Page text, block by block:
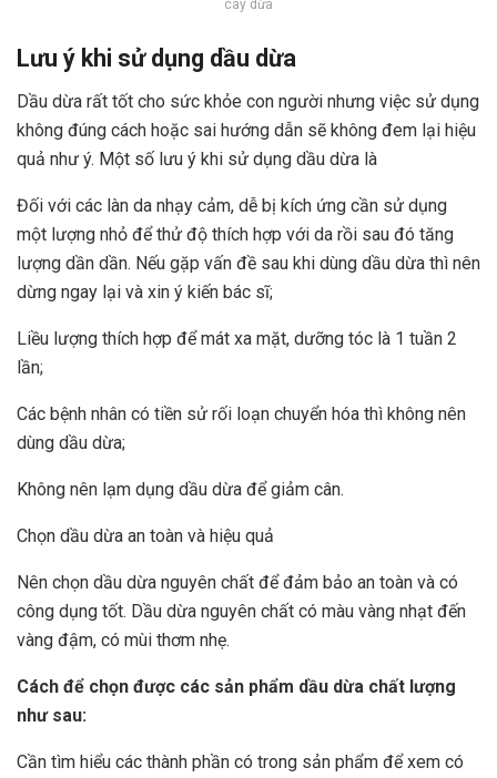
cây dừa
Lưu ý khi sử dụng dầu dừa
Dầu dừa rất tốt cho sức khỏe con người nhưng việc sử dụng
không đúng cách hoặc sai hướng dẫn sẽ không đem lại hiệu
quả như ý. Một số lưu ý khi sử dụng dầu dừa là
Đối với các làn da nhạy cảm, dễ bị kích ứng cần sử dụng
một lượng nhỏ để thử độ thích hợp với da rồi sau đó tăng
lượng dần dần. Nếu gặp vấn đề sau khi dùng dầu dừa thì nên
dừng ngay lại và xin ý kiến bác sĩ;
Liều lượng thích hợp để mát xa mặt, dưỡng tóc là 1 tuần 2
lần;
Các bệnh nhân có tiền sử rối loạn chuyển hóa thì không nên
dùng dầu dừa;
Không nên lạm dụng dầu dừa để giảm cân.
Chọn dầu dừa an toàn và hiệu quả
Nên chọn dầu dừa nguyên chất để đảm bảo an toàn và có
công dụng tốt. Dầu dừa nguyên chất có màu vàng nhạt đến
vàng đậm, có mùi thơm nhẹ.
Cách để chọn được các sản phẩm dầu dừa chất lượng
như sau:
Cần tìm hiểu các thành phần có trong sản phẩm để xem có